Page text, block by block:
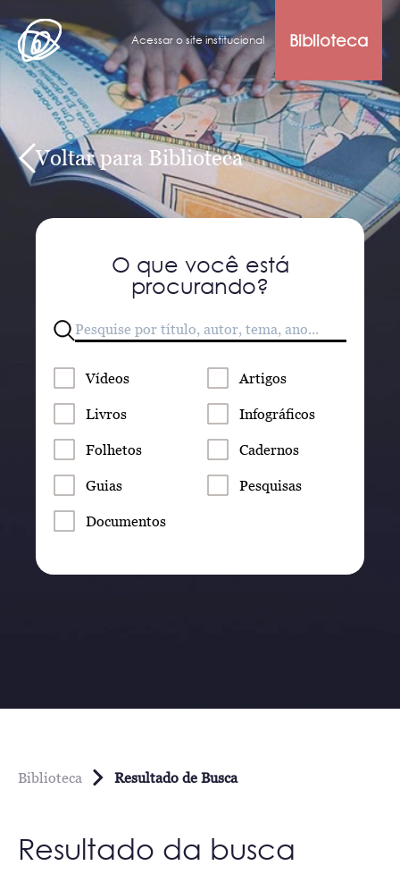
Acessar o site institucional Biblioteca
Voltar para Biblioteca
O que você está
procurando?
Vídeos Artigos
Livros Infográficos
Folhetos Cadernos
Guias Pesquisas
Documentos
Biblioteca Resultado de Busca
Resultado da busca